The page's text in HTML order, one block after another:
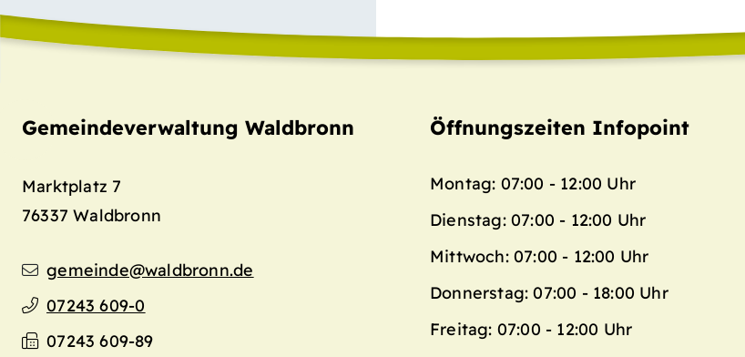
Gemeindeverwaltung Waldbronn
Marktplatz 7
76337 Waldbronn
gemeinde@waldbronn.de
07243 609-0
07243 609-89
Öffnungszeiten Infopoint
Montag: 07:00 - 12:00 Uhr
Dienstag: 07:00 - 12:00 Uhr
Mittwoch: 07:00 - 12:00 Uhr
Donnerstag: 07:00 - 18:00 Uhr
Freitag: 07:00 - 12:00 Uhr